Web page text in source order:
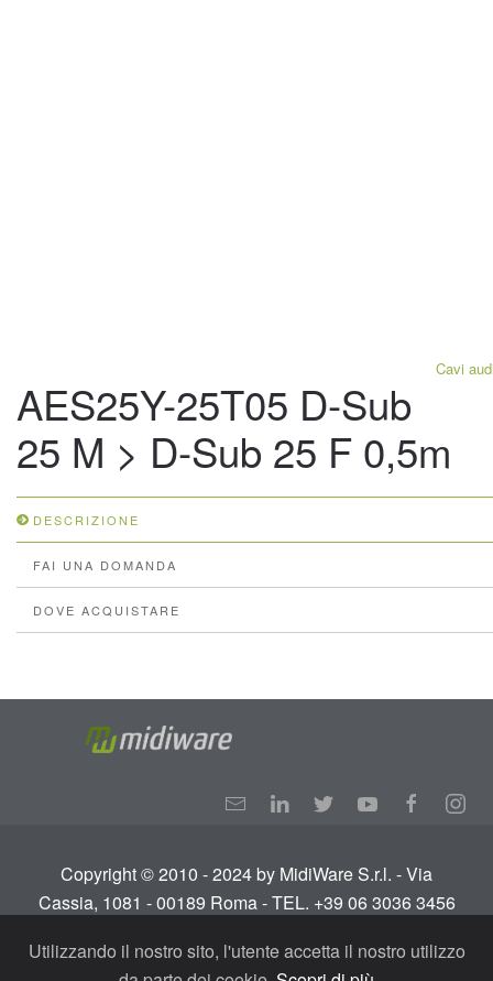
Cavi
AES25Y-25T05 D-Sub
25 M > D-Sub 25 F 0,5m
DESCRIZIONE
FAI UNA DOMANDA
DOVE ACQUISTARE
Copyright © 2010 - 2024 by MidiWare S.r.l. - Via
Cassia, 1081 - 00189 Roma - TEL. +39 06 3036 3456
Tutti i diritti riservati.Termini e condizioni-Privacy
Utilizzando il nostro sito, l'utente accetta il nostro utilizzo